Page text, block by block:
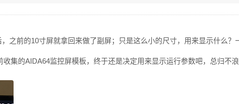
之前的10寸屏就拿回来做了副屏；只是这么小的尺寸，用来显示什么？
收集的AIDA64监控屏模板，终于还是决定用来显示运行参数吧，总归不